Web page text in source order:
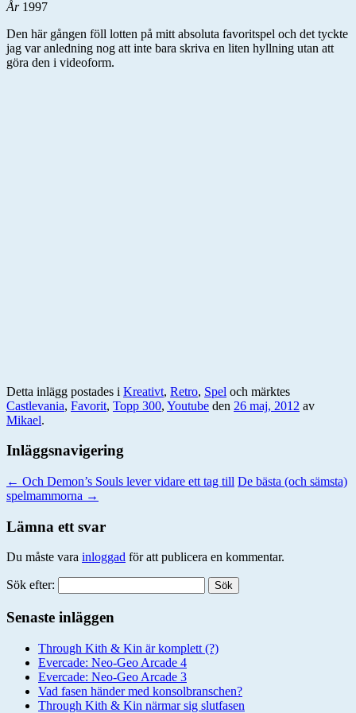
År1997
Den här gången föll lotten på mitt absoluta favoritspel och det tyckte
jag var anledning nog att inte bara skriva en liten hyllning utan att
göra den i videoform.
Detta inlägg postades i Kreativt, Retro, Spel och märktes
Castlevania, Favorit, Topp 300, Youtube den 26 maj, 2012 av
Mikael.
Inläggsnavigering
← Och Demon’s Souls lever vidare ett tag till De bästa (och sämsta)
spelmammorna →
Lämna ett svar
Du måste vara inloggad för att publicera en kommentar.
Sök efter:
Senaste inläggen
Through Kith & Kin är komplett (?)
Evercade: Neo-Geo Arcade 4
Evercade: Neo-Geo Arcade 3
Vad fasen händer med konsolbranschen?
Through Kith & Kin närmar sig slutfasen